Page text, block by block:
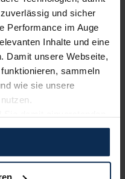
und sicher
Performance im Auge
Inhalte und eine
Damit unsere Webseite,
sammeln
wie sie unsere
Service zu
weiterzugeben,
Falls Sie dem nicht
wir uns auf die
Kunden